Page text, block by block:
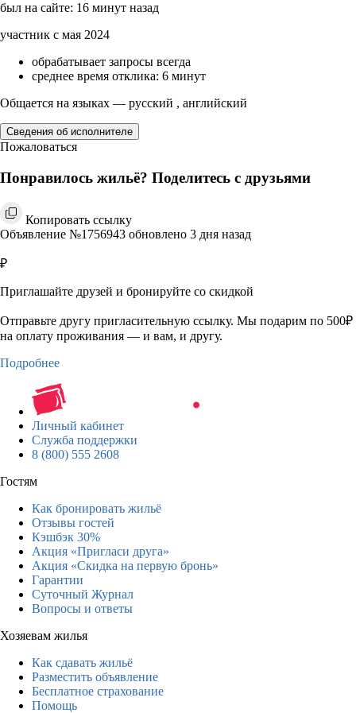
был на сайте: 16 минут назад
участник с мая 2024
обрабатывает запросы всегда
среднее время отклика: 6 минут
Общается на языках — русский , английский
Сведения об исполнителе
Пожаловаться
Понравилось жильё? Поделитесь с друзьями
Копировать ссылку
Объявление №1756943 обновлено 3 дня назад
₽
Приглашайте друзей и бронируйте со скидкой
Отправьте другу пригласительную ссылку. Мы подарим по 500₽
на оплату проживания — и вам, и другу.
Подробнее
Личный кабинет
Служба поддержки
8 (800) 555 2608
Гостям
Как бронировать жильё
Отзывы гостей
Кэшбэк 30%
Акция «Пригласи друга»
Акция «Скидка на первую бронь»
Гарантии
Суточный Журнал
Вопросы и ответы
Хозяевам жилья
Как сдавать жильё
Разместить объявление
Бесплатное страхование
Помощь